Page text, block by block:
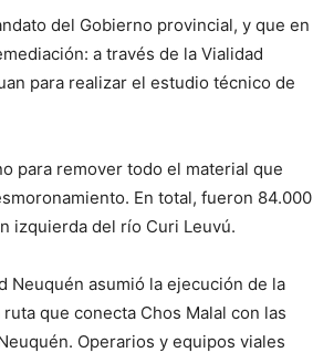
del Gobierno provincial, y que en
a través de la Vialidad
para realizar el estudio técnico de
para remover todo el material que
En total, fueron 84.000
izquierda del río Curi Leuvú.
Neuquén asumió la ejecución de la
que conecta Chos Malal con las
Operarios y equipos viales